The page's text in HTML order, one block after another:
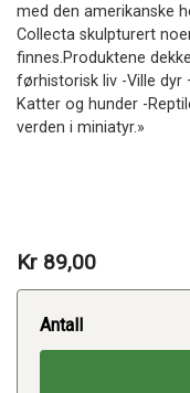
med den amerikanske
Collecta skulpturert
finnes.Produktene
førhistorisk liv -Ville dyr
Katter og hunder -
verden i miniatyr.»
Kr 89,00
Antall